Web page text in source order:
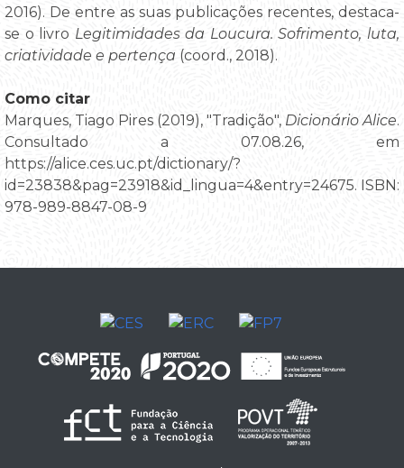
2016). De entre as suas publicações recentes, destaca-
se o livro Legitimidades da Loucura. Sofrimento, luta,
criatividade e pertença (coord., 2018).
Como citar
Marques, Tiago Pires (2019), "Tradição", Dicionário Alice.
Consultado a 07.08.26, em
https://alice.ces.uc.pt/dictionary/?
id=23838&pag=23918&id_lingua=4&entry=24675. ISBN:
978-989-8847-08-9